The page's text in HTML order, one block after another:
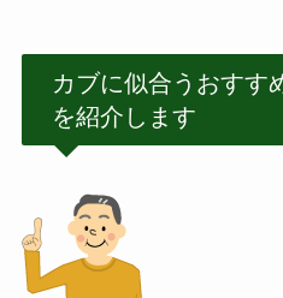
カブに似合うおすす
を紹介します